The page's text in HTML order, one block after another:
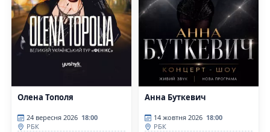
Олена Тополя
24 вересня 2026 18:00
РБК
Анна Буткевич
14 жовтня 2026 18:00
РБК